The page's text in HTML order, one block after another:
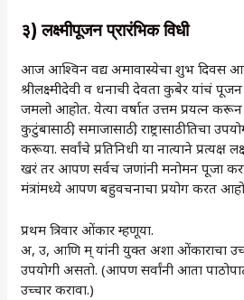
३) लक्ष्मीपूजन प्रारंभिक विधी
आज आश्विन वद्य अमावास्येचा शुभ दिवस
श्रीलक्ष्मीदेवी व धनाची देवता कुबेर यांचं
जमलो आहोत. येत्या वर्षात उत्तम प्रयत्न
कुटुंबासाठी, समाजासाठी, राष्ट्रासाठी
करूया. सर्वांचे प्रतिनिधी या नात्याने
खरं तर आपण सर्वच जणांनी मनोमन पूजा
मंत्रांमध्ये आपण बहुवचनाचा प्रयोग करत
प्रथम त्रिवार ओंकार म्हणूया.
अ, उ, आणि म्‌‍ यांनी युक्त अशा ओंकाराचा
उपयोगी असतो. (आपण सर्वांनी आता
उच्चार करावा.)